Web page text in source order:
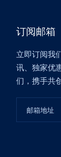
订阅邮箱
立即订阅我
讯、独家优
们，携手共